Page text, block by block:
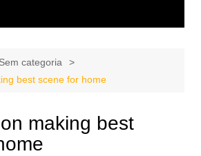
Sem categoria
best scene for home
making best